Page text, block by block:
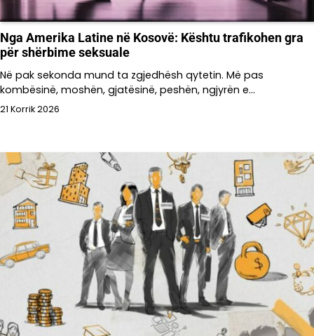
Nga Amerika Latine në Kosovë: Kështu trafikohen gra
për shërbime seksuale
Në pak sekonda mund ta zgjedhësh qytetin. Më pas
kombësinë, moshën, gjatësinë, peshën, ngjyrën e…
21 Korrik 2026